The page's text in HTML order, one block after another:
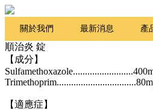
關於我們 最新消息 產
Q&A
順治炎 錠
【成分】
【適應症】